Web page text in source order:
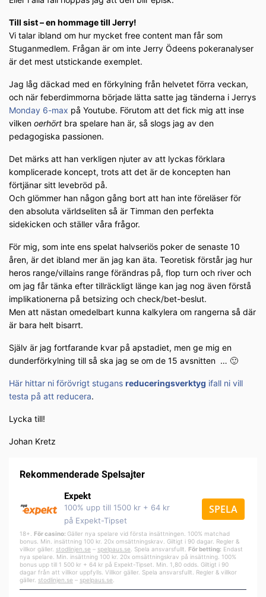
Till sist – en hommage till Jerry!
Vi talar ibland om hur mycket free content man får som
Stuganmedlem. Frågan är om inte Jerry Ödeens pokeranalyser
är det mest utstickande exemplet.
Jag låg däckad med en förkylning från helvetet förra veckan,
och när feberdimmorna började lätta satte jag tänderna i Jerrys
Monday 6-max på Youtube. Förutom att det fick mig att inse
vilken oerhört bra spelare han är, så slogs jag av den
pedagogiska passionen.
Det märks att han verkligen njuter av att lyckas förklara
komplicerade koncept, trots att det är de koncepten han
förtjänar sitt levebröd på.
Och glömmer han någon gång bort att han inte föreläser för
den absoluta världseliten så är Timman den perfekta
sidekicken och ställer våra frågor.
För mig, som inte ens spelat halvseriös poker de senaste 10
åren, är det ibland mer än jag kan äta. Teoretisk förstår jag hur
heros range/villains range förändras på, flop turn och river och
om jag får tänka efter tillräckligt länge kan jag nog även förstå
implikationerna på betsizing och check/bet-beslut.
Men att nästan omedelbart kunna kalkylera om rangerna så där
är bara helt bisarrt.
Själv är jag fortfarande kvar på apstadiet, men ge mig en
dunderförkylning till så ska jag se om de 15 avsnitten … 🙂
Här hittar ni förövrigt stugans reduceringsverktyg ifall ni vill
testa på att reducera.
Lycka till!
Johan Kretz
Rekommenderade Spelsajter
Expekt
100% upp till 1500 kr + 64 kr
på Expekt-Tipset
SPELA
18+. För casino: Gäller nya spelare vid första insättningen. 100% matchad
bonus. Min. insättning 100 kr. 20x omsättningskrav. Giltigt i 90 dagar. Regler &
villkor gäller. stodlinjen.se – spelpaus.se . Spela ansvarsfullt. För betting: Endast
nya spelare. Min. insättning 100 kr. 20x omsättningskrav på insättning. 100%
bonus upp till 1 500 kr + 64 kr på Expekt-Tipset. Min. 1,80 odds. Giltigt i 90
dagar från att villkor uppfylls. Villkor gäller. Spela ansvarsfullt. Regler & villkor
gäller. stodlinjen.se – spelpaus.se